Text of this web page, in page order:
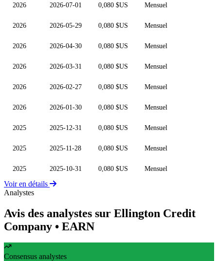
2026 2026-07-01 0,080 $US Mensuel
2026 2026-05-29 0,080 $US Mensuel
2026 2026-04-30 0,080 $US Mensuel
2026 2026-03-31 0,080 $US Mensuel
2026 2026-02-27 0,080 $US Mensuel
2026 2026-01-30 0,080 $US Mensuel
2025 2025-12-31 0,080 $US Mensuel
2025 2025-11-28 0,080 $US Mensuel
2025 2025-10-31 0,080 $US Mensuel
Voir en détails
Analystes
Avis des analystes sur Ellington Credit
Company • EARN
Consensus analystes